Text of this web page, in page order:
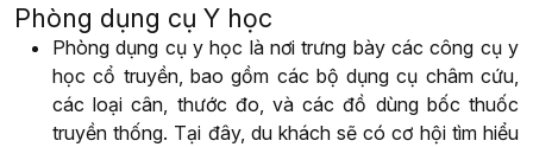
Phòng dụng cụ Y học
Phòng dụng cụ y học là nơi trưng bày các công cụ y
học cổ truyền, bao gồm các bộ dụng cụ châm cứu,
các loại cân, thước đo, và các đồ dùng bốc thuốc
truyền thống. Tại đây, du khách sẽ có cơ hội tìm hiểu